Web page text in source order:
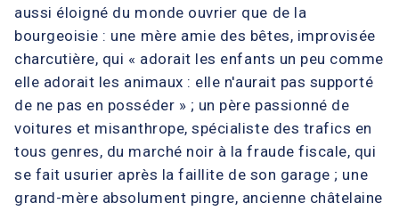
aussi éloigné du monde ouvrier que de la
bourgeoisie : une mère amie des bêtes, improvisée
charcutière, qui « adorait les enfants un peu comme
elle adorait les animaux : elle n'aurait pas supporté
de ne pas en posséder » ; un père passionné de
voitures et misanthrope, spécialiste des trafics en
tous genres, du marché noir à la fraude fiscale, qui
se fait usurier après la faillite de son garage ; une
grand-mère absolument pingre, ancienne châtelaine